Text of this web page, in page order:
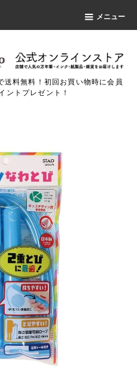
メニュー
料無料！初回お買い物時に会員
ントプレゼント！